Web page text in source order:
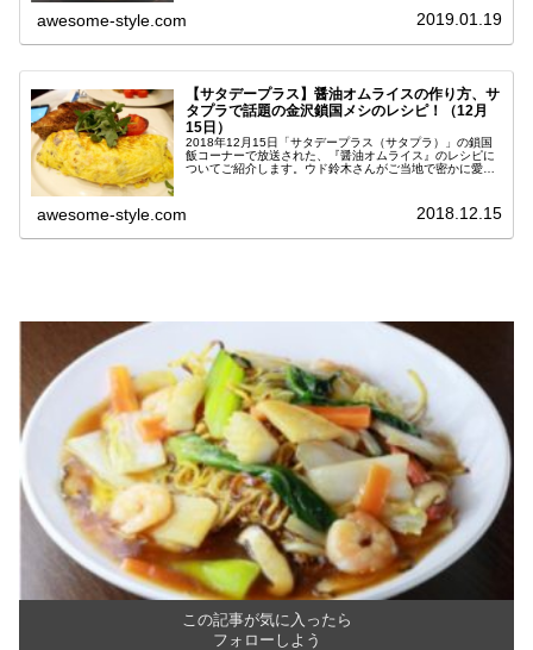
awesome-style.com 2019.01.19
【サタデープラス】醤油オムライスの作り方、サ
タプラで話題の金沢鎖国メシのレシピ！（12月
15日）
2018年12月15日「サタデープラス（サタプラ）」の鎖国
飯コーナーで放送された、『醤油オムライス』のレシピに
ついてご紹介します。ウド鈴木さんがご当地で密かに愛さ
awesome-style.com 2018.12.15
この記事が気に入ったら
フォローしよう